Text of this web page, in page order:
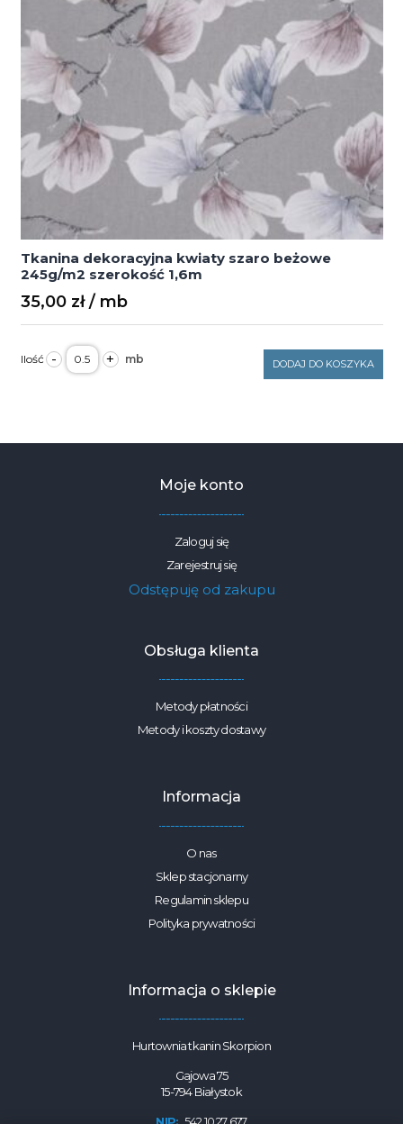
Tkanina dekoracyjna kwiaty szaro beżowe
245g/m2 szerokość 1,6m
35,00 zł
- ilość
Tkanina
dekoracyjna
szerokość
+ DODAJ DO KOSZYKA
Moje konto
Zaloguj się
Zarejestruj się
Odstępuję od zakupu
Obsługa klienta
Metody płatności
Metody i koszty dostawy
Informacja
O nas
Sklep stacjonarny
Regulamin sklepu
Polityka prywatności
Informacja o sklepie
Hurtownia tkanin Skorpion
Gajowa 75
15-794 Białystok